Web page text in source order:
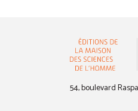
54, boulevard